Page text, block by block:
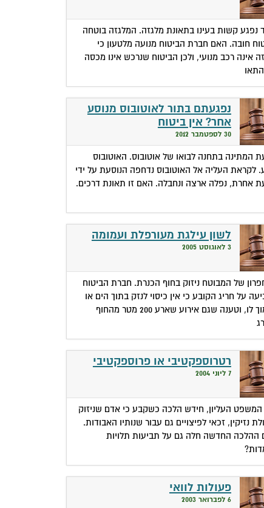
נפגע קשות בעינו בתאונת מלגזה. המלגזה בוטחה
חובה. האם חברת הביטוח מנועה מלטעון כי
אינה רכב מנועי, ולכן הביטוח שנרכש אינו מכסה
נפגעתם בתור לאוטובוס מנוסע
אחר? אין ביטוח
30 לספטמבר 2012
המתינה בתחנה לבואו של אוטובוס. האוטובוס
לקראת העליה אל האוטובוס נדחפה הנוסעת על ידי
אחרת, נפלה ארצה ונחבלה. האם זו תאונת דרכים.
לשון עילגת מעורפלת ועמומה
3 לאוגוסט 2005
של המבוטח ניזוק בחוף הכנרת. חברת הביטוח
על חריג הקובע כי אין כיסוי לנזק בתוך הים או
בסמוך לו, וטענה שגם אירוע שארע 200 מטר מהחוף
רטרוספקטיבי או פרוספקטיבי
7 ליוני 2004
המשפט העליון, חידש הלכה כשקבע כי אדם שניזוק
נזיקין, זכאי לפיצויים גם עבור שנותיו האבודות.
ההלכה החדשה חלה גם על תביעות תלויות
פעולות לוואי
6 לפברואר 2003